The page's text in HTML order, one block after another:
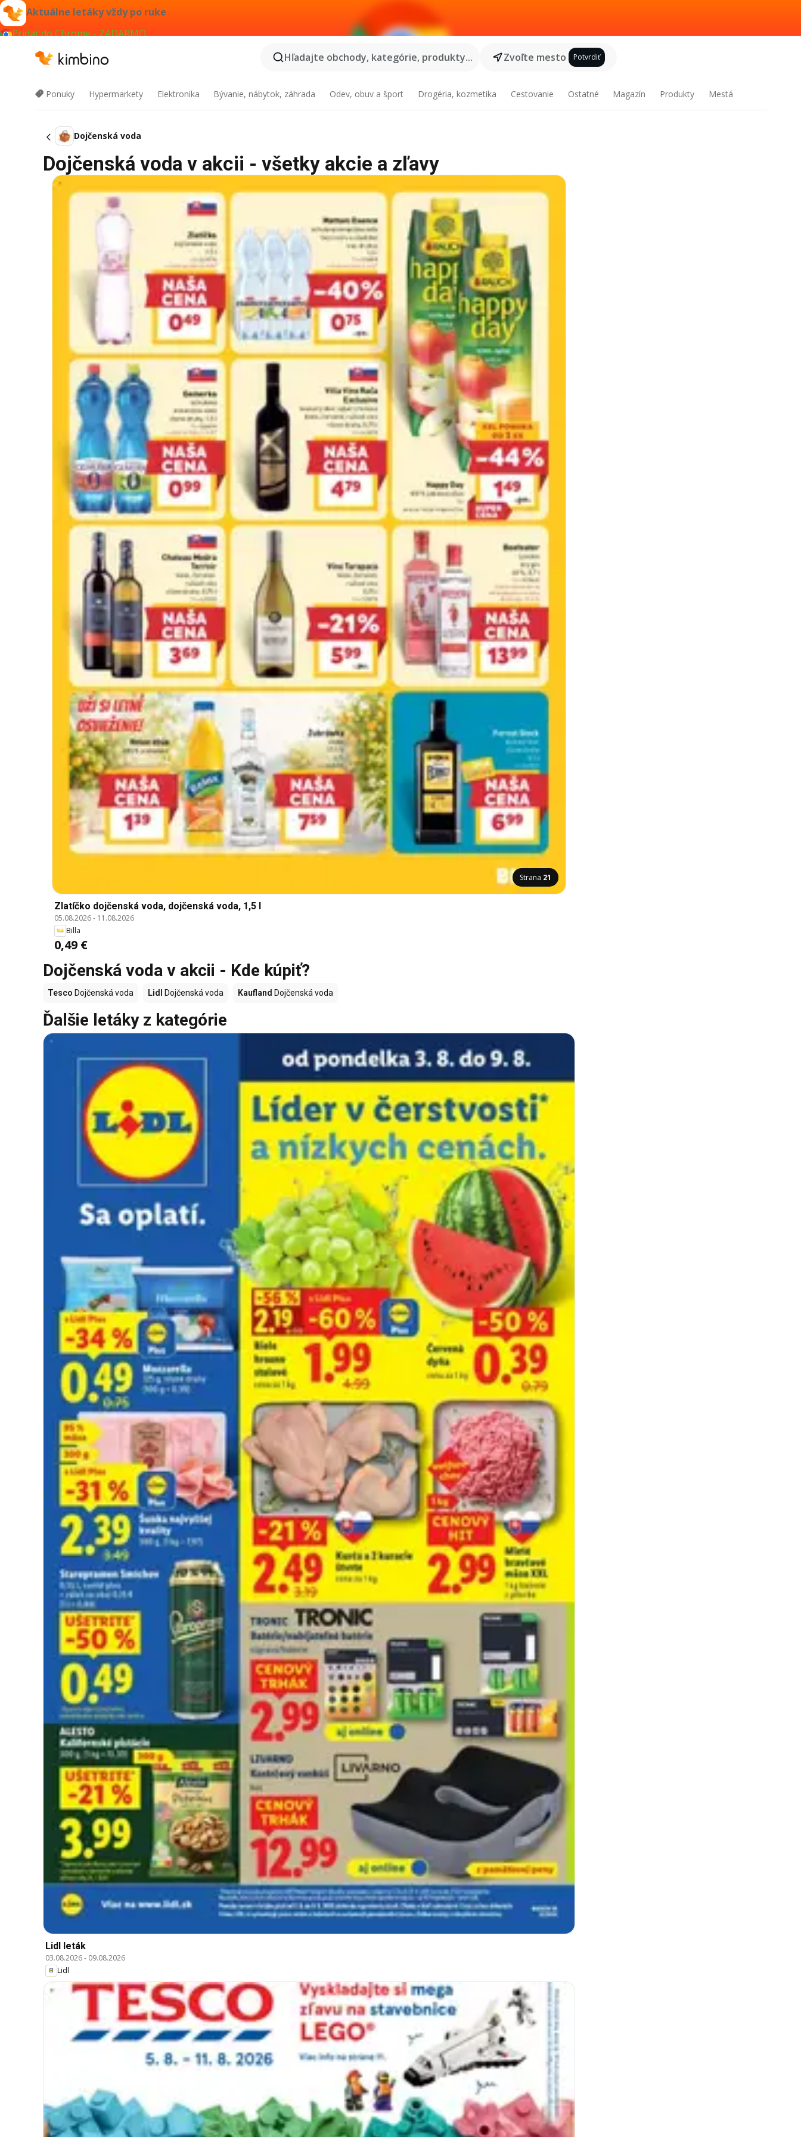
Aktuálne letáky vždy po ruke
Pridať do Chrome - ZADARMO
Hľadajte obchody, kategórie, produkty...
Zvoľte mesto Potvrdiť
Ponuky Hypermarkety Elektronika Bývanie, nábytok, záhrada Odev, obuv a šport Drogéria, kozmetika Cestovanie Ostatné Magazín Produkty Mestá
Dojčenská voda
Dojčenská voda v akcii - všetky akcie a zľavy
Strana 21
Zlatíčko dojčenská voda, dojčenská voda, 1,5 l
05.08.2026- 11.08.2026
Billa
0,49 €
Dojčenská voda v akcii - Kde kúpiť?
Tesco Dojčenská voda Lidl Dojčenská voda Kaufland Dojčenská voda
Ďalšie letáky z kategórie
Lidl leták
03.08.2026- 09.08.2026
Lidl